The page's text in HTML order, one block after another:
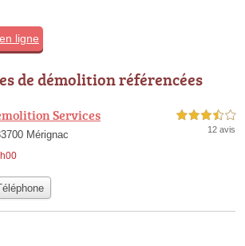
ligne
de démolition référencées
Services
Mérignac
3,5 étoiles sur 5
12 avis